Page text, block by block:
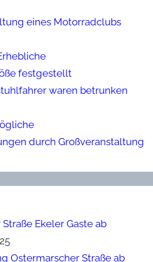
eines Motorradclubs
festgestellt
waren betrunken
durch Großveranstaltung
Ekeler Gaste ab
Ostermarscher Straße ab